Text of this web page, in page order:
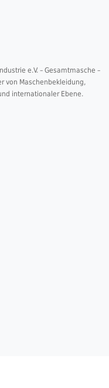
e.V. – Gesamtmasche –
von Maschenbekleidung,
internationaler Ebene.